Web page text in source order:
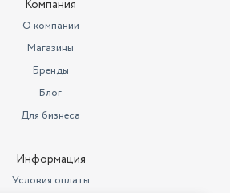
Компания
О компании
Магазины
Бренды
Блог
Для бизнеса
Информация
Условия оплаты